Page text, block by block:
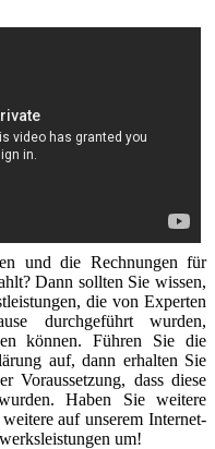
und die Rechnungen für
Dann sollten Sie wissen,
die von Experten
durchgeführt wurden,
können. Führen Sie die
auf, dann erhalten Sie
Voraussetzung, dass diese
Haben Sie weitere
auf unserem Internet-
um!